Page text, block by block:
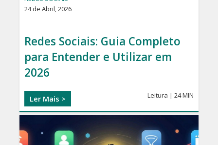
commerce,
muito
mais
24 de Abril, 2026
Redes Sociais: Guia Completo
para Entender e Utilizar em
2026
Ler Mais > Leitura | 24 MIN